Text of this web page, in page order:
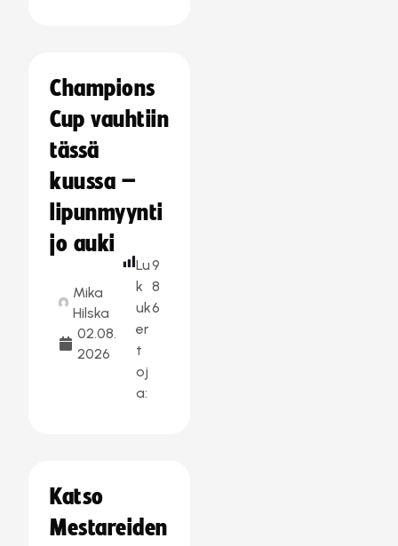
Champions
Cup vauhtiin
tässä
kuussa –
lipunmyynti
jo auki
Mika
Hilska
02.08.
2026
Lu
k
uk
er
t
oj
a:
9
8
6
Katso
Mestareiden